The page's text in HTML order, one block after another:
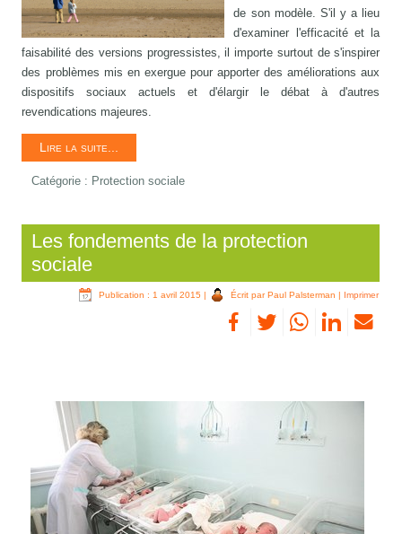
de son modèle. S'il y a lieu
d'examiner l'efficacité et la
faisabilité des versions progressistes, il importe surtout de s'inspirer
des problèmes mis en exergue pour apporter des améliorations aux
dispositifs sociaux actuels et d'élargir le débat à d'autres
revendications majeures.
Lire la suite...
Catégorie : Protection sociale
Les fondements de la protection
sociale
Publication : 1 avril 2015 | Écrit par Paul Palsterman | Imprimer